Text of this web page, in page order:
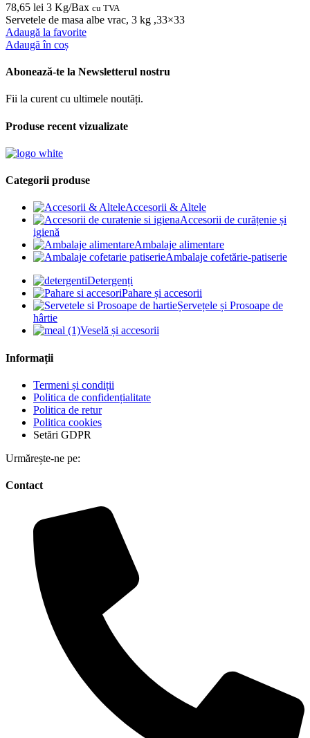
78,65 lei 3 Kg/Bax cu TVA
Servetele de masa albe vrac, 3 kg ,33×33
Adaugă la favorite
Adaugă în coș
Abonează-te la Newsletterul nostru
Fii la curent cu ultimele noutăți.
Produse recent vizualizate
Categorii produse
Accesorii & Altele
Accesorii de curățenie și
igienă
Ambalaje alimentare
Ambalaje cofetărie-patiserie
Detergenți
Pahare și accesorii
Șervețele și Prosoape de
hârtie
Veselă și accesorii
Informații
Termeni și condiții
Politica de confidențialitate
Politica de retur
Politica cookies
Setări GDPR
Urmărește-ne pe:
Contact